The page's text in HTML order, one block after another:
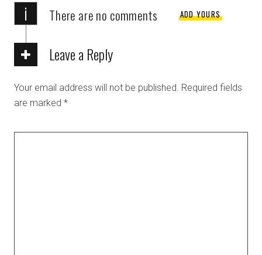
i There are no comments ADD YOURS
Leave a Reply
Your email address will not be published. Required fields
are marked *